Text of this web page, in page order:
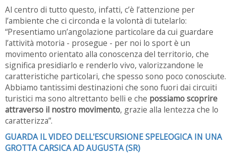
Al centro di tutto questo, infatti, c’è l’attenzione per
l’ambiente che ci circonda e la volontà di tutelarlo:
“Presentiamo un’angolazione particolare da cui guardare
l’attività motoria - prosegue - per noi lo sport è un
movimento orientato alla conoscenza del territorio, che
significa presidiarlo e renderlo vivo, valorizzandone le
caratteristiche particolari, che spesso sono poco conosciute.
Abbiamo tantissimi destinazioni che sono fuori dai circuiti
turistici ma sono altrettanto belli e che possiamo scoprire
attraverso il nostro movimento, grazie alla lentezza che lo
caratterizza”.
GUARDA IL VIDEO DELL'ESCURSIONE SPELEOGICA IN UNA
GROTTA CARSICA AD AUGUSTA (SR)